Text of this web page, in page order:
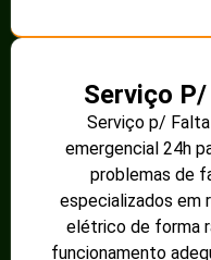
Serviço
Serviço p/
emergencial 24h
problemas de
especializados
elétrico de forma
funcionamento